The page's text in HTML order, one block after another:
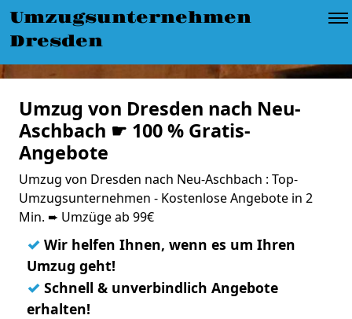
Umzugsunternehmen
Dresden
Umzug von Dresden nach Neu-
Aschbach ☛ 100 % Gratis-
Angebote
Umzug von Dresden nach Neu-Aschbach : Top-
Umzugsunternehmen - Kostenlose Angebote in 2
Min. ➨ Umzüge ab 99€
✓ Wir helfen Ihnen, wenn es um Ihren
Umzug geht!
✓ Schnell & unverbindlich Angebote
erhalten!